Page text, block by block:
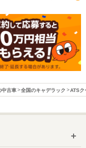
中古車 全国のキャデラック ATSク